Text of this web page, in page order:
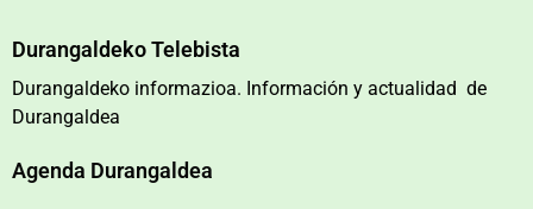
Durangaldeko Telebista
Durangaldeko informazioa. Información y actualidad de
Durangaldea
Agenda Durangaldea